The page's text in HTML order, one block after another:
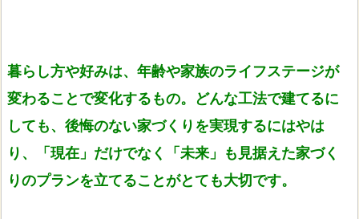
暮らし方や好みは、年齢や家族のライフステージが
変わることで変化するもの。どんな工法で建てるに
しても、後悔のない家づくりを実現するにはやは
り、「現在」だけでなく「未来」も見据えた家づく
りのプランを立てることがとても大切です。